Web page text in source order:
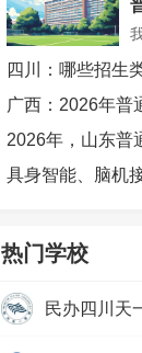
2026年，山东普
热门学校
民办四川天